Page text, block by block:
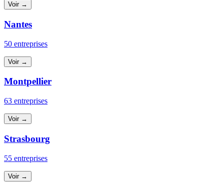
Voir →
Nantes
50 entreprises
Voir →
Montpellier
63 entreprises
Voir →
Strasbourg
55 entreprises
Voir →